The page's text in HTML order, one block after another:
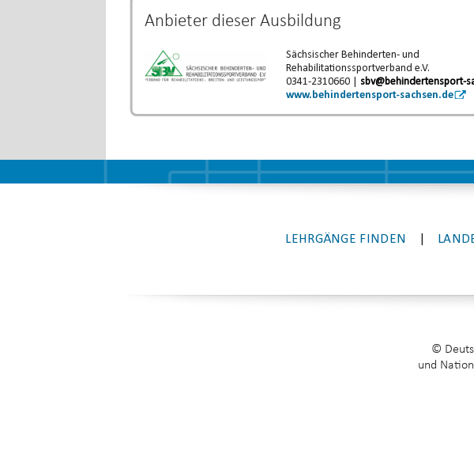
Anbieter dieserAusbildung
Sächsischer Behinderten- und
Rehabilitationssportverband e.V.
0341-2310660 | sbv@behindertensport-
www.behindertensport-sachsen.de
LEHRGÄNGE FINDEN
©
und